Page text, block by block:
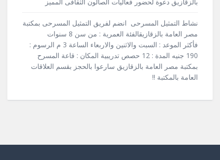
نشاط التمثيل المسرحى انضم لفريق التمثيل المسرحى بمكتبة
مصر العامة بالزقازيقالفئة العمرية : من سن 8 سنوات
فأكثر الموعد : السبت والاثنين والاربعاء الساعة 3 م الرسوم :
190 جنيه المدة : 12 حصص تدريبية المكان : قاعة المسرح
بمكتبة مصر العامة بالزقازيق سارعوا بالحجز بقسم العلاقات
العامة بالمكتبة !!